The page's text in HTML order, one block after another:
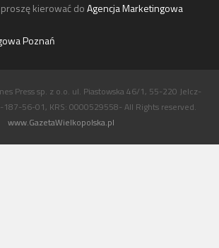
kierować doAgencja Marketingowa
Press sp. z o.o. ul. Piastowska 46/1, 55-220 Jelcz-
187-56-01, KRS: 0000529558- All Rights reserved.
www.GazetaWielkopolska.pl